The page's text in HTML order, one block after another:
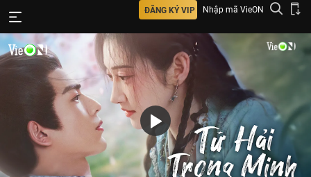
ĐĂNG KÝ VIP Nhập mã VieON